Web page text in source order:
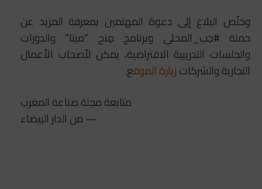
وخلُص البلاغ إلى دعوة المهتمين بمعرفة المزيد عن
حملة #حِب_المحلي وبرنامج مِنح “ميتا” والدورات
والجلسات التدريبية الافتراضية، يمكن لأصحاب الأعمال
التجارية والشركاتزيارة الموقع.
متابعة مجلة صناعة المغرب
— من الدار البيضاء